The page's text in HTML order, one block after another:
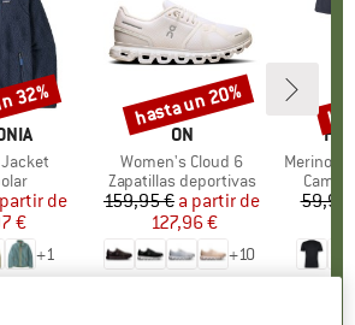
group
reducido
de
€
+1
32%
MARCA
ON
Artículo
Women's Cloud 6
Product group
Zapatillas deportivas
Precio
159,95 € Precio reducido
a partir de
127,96 €
+10
Descuento
hasta un 20%
Artículo
MerinoMix150
59,95